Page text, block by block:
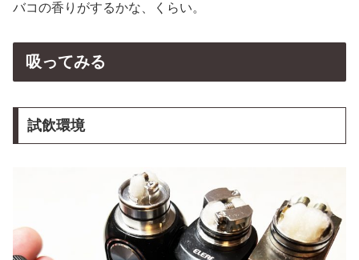
バコの香りがするかな、くらい。
吸ってみる
試飲環境